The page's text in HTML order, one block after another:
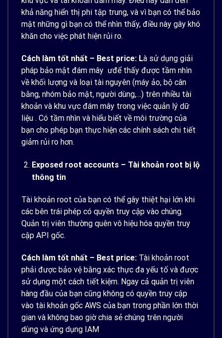
khả năng hiển thị phi tập trung, và vì bạn có thể bảo
mật những gì bạn có thể nhìn thấy, điều này gây khó
khăn cho việc phát hiện rủi ro.
Cách làm tốt nhất – Best price: Là sử dụng giải
pháp bảo mật đám mây ưđể thấy được tầm nhìn
về khối lượng và loại tài nguyên (máy ảo, bộ cân
bằng, nhóm bảo mật, người dùng,…) trên nhiều tài
khoản và khu vực đám mây trong việc quản lý dữ
liệu . Có tầm nhìn và hiểu biết về môi trường của
bạn cho phép bạn thực hiện các chính sách chi tiết
giảm rủi ro hơn.
Exposed root accounts – Tài khoản root bị lộ
thông tin
Tài khoản root của bạn có thể gây thiệt hại lớn khi
các bên trái phép có quyền truy cập vào chúng.
Quản trị viên thường quên vô hiệu hóa quyền truy
cập API gốc.
Cách làm tốt nhất – Best price: Tài khoản root
phải được bảo vệ bằng xác thực đa yếu tố và được
sử dụng một cách tiết kiệm. Ngay cả quản trị viên
hàng đầu của bạn cũng không có quyền truy cập
vào tài khoản gốc AWS của bạn trong phần lớn thời
gian và không bao giờ chia sẻ chúng trên người
dùng và ứng dụng IAM